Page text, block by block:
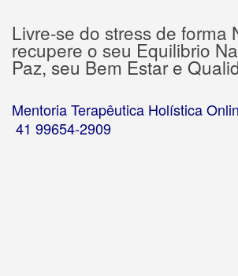
Livre-se do stress de forma
recupere o seu Equilibrio
Paz, seu Bem Estar e
Mentoria Terapêutica Holística
41 99654-2909